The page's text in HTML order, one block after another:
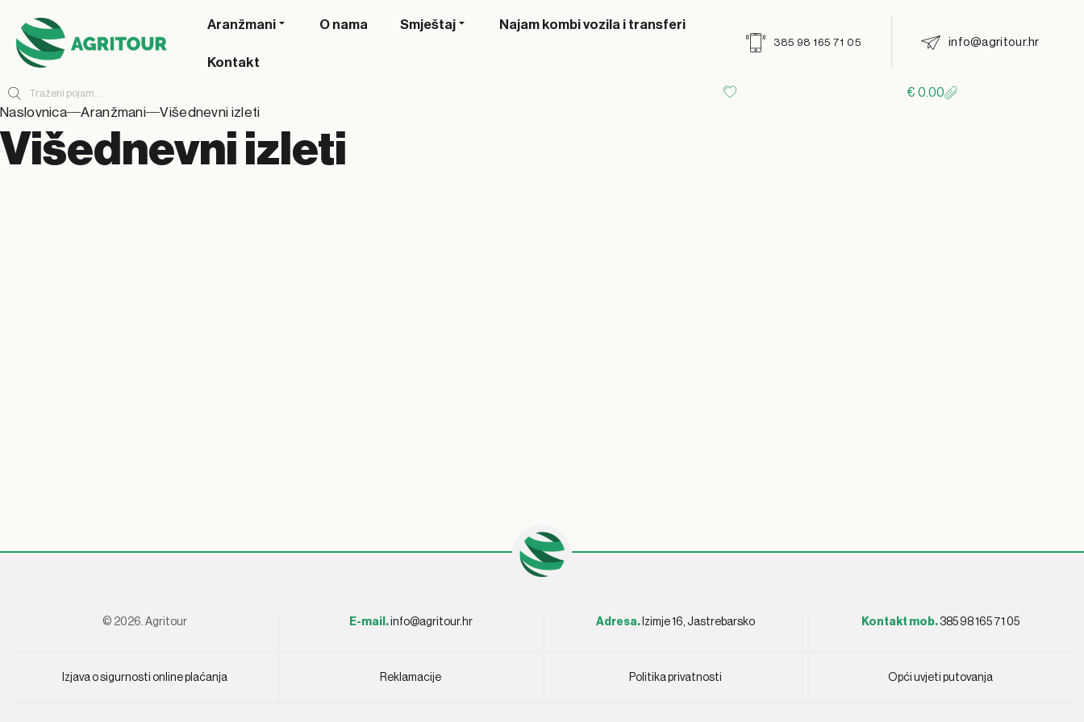
Aranžmani O nama Smještaj Najam kombi vozila i transferi
Kontakt
385 98 165 71 05 info@agritour.hr
€ 0.00
Naslovnica Aranžmani Višednevni izleti
Višednevni izleti
© 2026. Agritour E-mail.info@agritour.hr Adresa. Izimje 16, Jastrebarsko Kontakt mob. 385 98 165 71 05
Izjava o sigurnosti online plaćanja Reklamacije Politika privatnosti Opći uvjeti putovanja